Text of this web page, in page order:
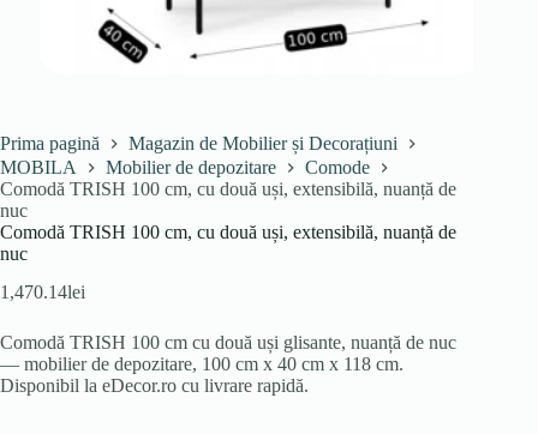
Prima pagină
Magazin de Mobilier și Decorațiuni
MOBILA
Mobilier de depozitare
Comode
Comodă TRISH 100 cm, cu două uși, extensibilă, nuanță de
nuc
Comodă TRISH 100 cm, cu două uși, extensibilă, nuanță de
nuc
1,470.14lei
Comodă TRISH 100 cm cu două uși glisante, nuanță de nuc
— mobilier de depozitare, 100 cm x 40 cm x 118 cm.
Disponibil la eDecor.ro cu livrare rapidă.